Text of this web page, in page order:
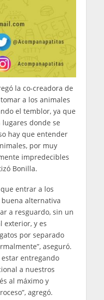
la co-creadora de
a los animales
el temblor, ya que
donde se
hay que entender
por muy
impredecibles
Bonilla.
entrar a los
buena alternativa
a resguardo, sin un
exterior, y es
por separado
aseguró.
estar entregando
a nuestros
al máximo y
agregó.